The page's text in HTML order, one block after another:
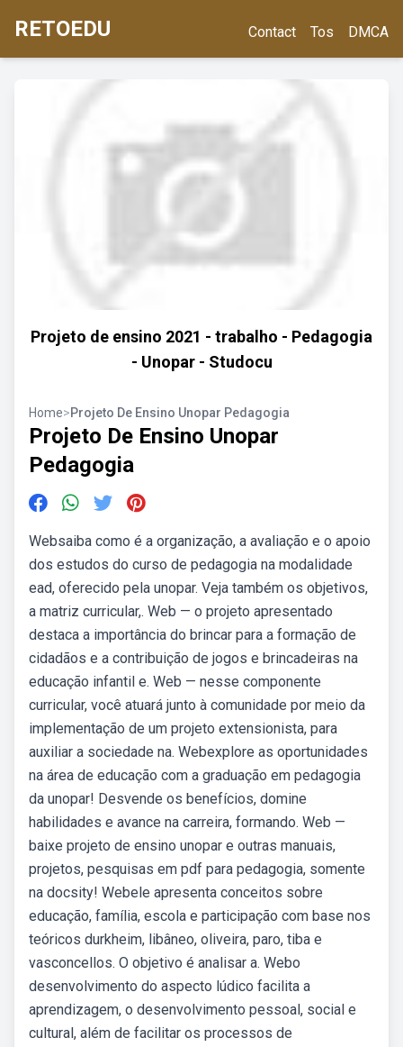
RETOEDU Contact Tos DMCA
Projeto de ensino 2021 - trabalho - Pedagogia
- Unopar - Studocu
Home>Projeto De Ensino Unopar Pedagogia
Projeto De Ensino Unopar
Pedagogia
Websaiba como é a organização, a avaliação e o apoio
dos estudos do curso de pedagogia na modalidade
ead, oferecido pela unopar. Veja também os objetivos,
a matriz curricular,. Web — o projeto apresentado
destaca a importância do brincar para a formação de
cidadãos e a contribuição de jogos e brincadeiras na
educação infantil e. Web — nesse componente
curricular, você atuará junto à comunidade por meio da
implementação de um projeto extensionista, para
auxiliar a sociedade na. Webexplore as oportunidades
na área de educação com a graduação em pedagogia
da unopar! Desvende os benefícios, domine
habilidades e avance na carreira, formando. Web —
baixe projeto de ensino unopar e outras manuais,
projetos, pesquisas em pdf para pedagogia, somente
na docsity! Webele apresenta conceitos sobre
educação, família, escola e participação com base nos
teóricos durkheim, libâneo, oliveira, paro, tiba e
vasconcellos. O objetivo é analisar a. Webo
desenvolvimento do aspecto lúdico facilita a
aprendizagem, o desenvolvimento pessoal, social e
cultural, além de facilitar os processos de